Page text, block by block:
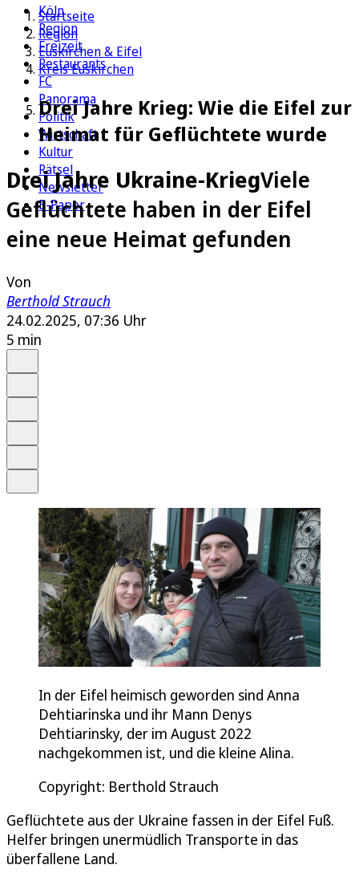
Köln
Region
Freizeit
Restaurants
FC
Panorama
Politik
Wirtschaft
Kultur
Rätsel
Newsletter
E-Paper
Startseite
Region
Euskirchen & Eifel
Kreis Euskirchen
Drei Jahre Krieg: Wie die Eifel zur
Heimat für Geflüchtete wurde
Drei Jahre Ukraine-KriegViele
Geflüchtete haben in der Eifel
eine neue Heimat gefunden
Von
Berthold Strauch
24.02.2025, 07:36 Uhr
5 min
In der Eifel heimisch geworden sind Anna
Dehtiarinska und ihr Mann Denys
Dehtiarinsky, der im August 2022
nachgekommen ist, und die kleine Alina.
Copyright: Berthold Strauch
Geflüchtete aus der Ukraine fassen in der Eifel Fuß.
Helfer bringen unermüdlich Transporte in das
überfallene Land.